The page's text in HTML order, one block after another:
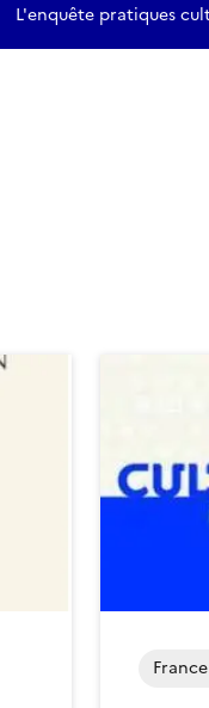
L'enquête pratiques